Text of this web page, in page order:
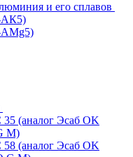
и его сплавов
АК5)
АМg5)
35 (аналог Эсаб OK
M)
58 (аналог Эсаб OK